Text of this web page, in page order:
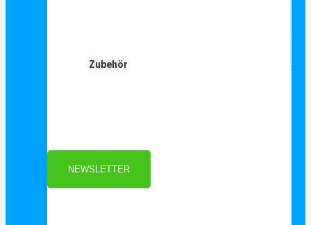
Zubehör
Als Danke schön für Ihre Anmeldung
NEWSLETTER